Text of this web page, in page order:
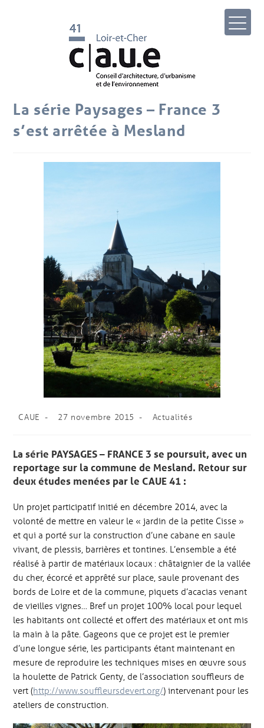
La série Paysages – France 3
s’est arrêtée à Mesland
CAUE 27 novembre 2015 Actualités
La série PAYSAGES – FRANCE 3 se poursuit, avec un
reportage sur la commune de Mesland. Retour sur
deux études menées par le CAUE 41 :
Un projet participatif initié en décembre 2014, avec la
volonté de mettre en valeur le « jardin de la petite Cisse »
et qui a porté sur la construction d’une cabane en saule
vivant, de plessis, barrières et tontines. L’ensemble a été
réalisé à partir de matériaux locaux : châtaignier de la vallée
du cher, écorcé et apprêté sur place, saule provenant des
bords de Loire et de la commune, piquets d’acacias venant
de vieilles vignes… Bref un projet 100% local pour lequel
les habitants ont collecté et offert des matériaux et ont mis
la main à la pâte. Gageons que ce projet est le premier
d’une longue série, les participants étant maintenant en
mesure de reproduire les techniques mises en œuvre sous
la houlette de Patrick Genty, de l’association souffleurs de
vert (http://www.souffleursdevert.org/) intervenant pour les
ateliers de construction.